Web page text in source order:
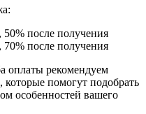
после получения
после получения
оплаты рекомендуем
помогут подобрать
особенностей вашего